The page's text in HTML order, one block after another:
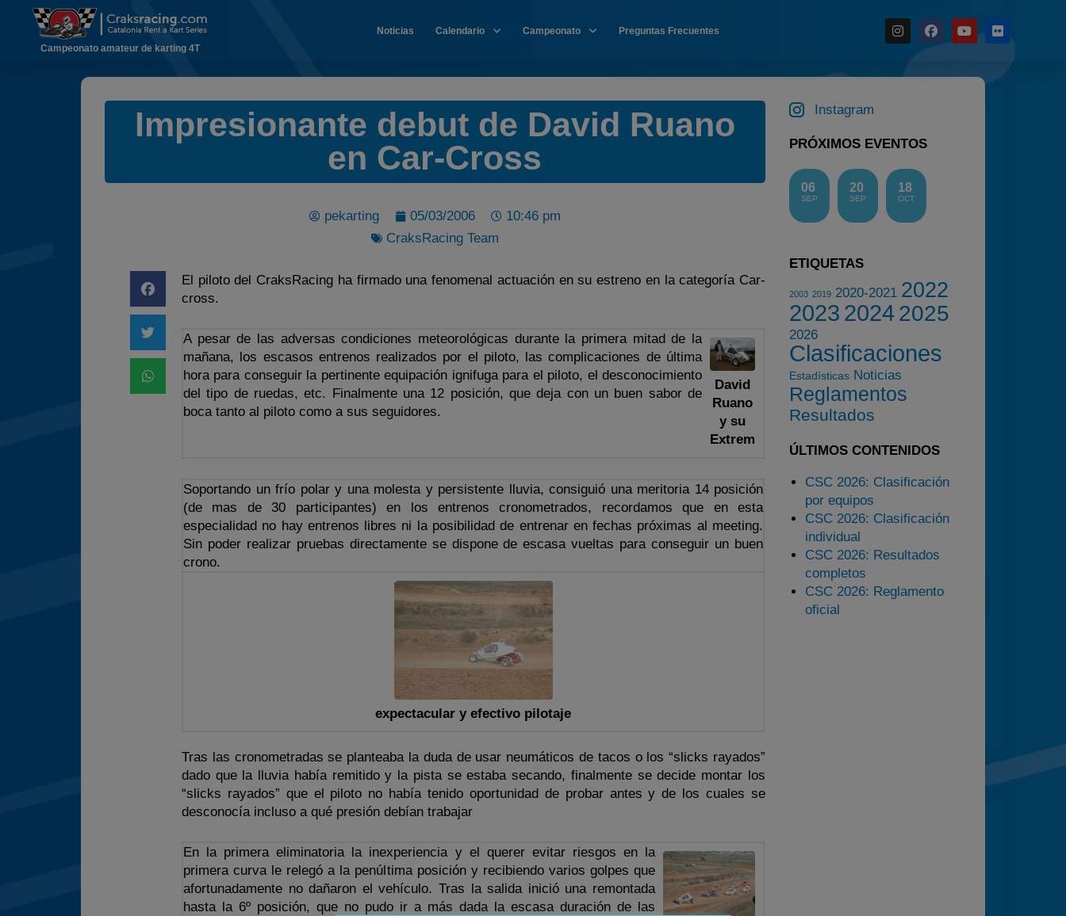
Campeonato amateur de karting 4T
Noticias Calendario Campeonato Preguntas Frecuentes
Impresionante debut de David Ruano
en Car-Cross
pekarting 05/03/2006
10:46 pm
CraksRacing Team
El piloto del CraksRacing ha firmado una fenomenal actuación en su estreno en la categoría Car-
cross.
A pesar de las adversas condiciones meteorológicas durante la primera mitad de la
mañana, los escasos entrenos realizados por el piloto, las complicaciones de última
hora para conseguir la pertinente equipación ignifuga para el piloto, el desconocimiento
del tipo de ruedas, etc. Finalmente una 12 posición, que deja con un buen sabor de
boca tanto al piloto como a sus seguidores.
David
Ruano
y su
Extrem
Soportando un frío polar y una molesta y persistente lluvia, consiguió una meritoria 14 posición
(de mas de 30 participantes) en los entrenos cronometrados, recordamos que en esta
especialidad no hay entrenos libres ni la posibilidad de entrenar en fechas próximas al meeting.
Sin poder realizar pruebas directamente se dispone de escasa vueltas para conseguir un buen
crono.
expectacular y efectivo pilotaje
Tras las cronometradas se planteaba la duda de usar neumáticos de tacos o los “slicks rayados”
dado que la lluvia había remitido y la pista se estaba secando, finalmente se decide montar los
“slicks rayados” que el piloto no había tenido oportunidad de probar antes y de los cuales se
desconocía incluso a qué presión debían trabajar
En la primera eliminatoria la inexperiencia y el querer evitar riesgos en la
primera curva le relegó a la penúltima posición y recibiendo varios golpes que
afortunadamente no dañaron el vehículo. Tras la salida inició una remontada
hasta la 6º posición, que no pudo ir a más dada la escasa duración de las
Instagram
PRÓXIMOS EVENTOS
06
SEP
20
SEP
18
OCT
ETIQUETAS
2003 2019 2020-2021 2022
2023 20242025
2026
Clasificaciones
Estadísticas Noticias
Reglamentos
Resultados
ÚLTIMOS CONTENIDOS
CSC 2026: Clasificación
por equipos
CSC 2026: Clasificación
individual
CSC 2026: Resultados
completos
CSC 2026: Reglamento
oficial